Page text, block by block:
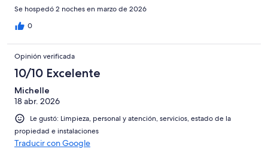
Se hospedó 2 noches en marzo de 2026
0
Opinión verificada
10/10 Excelente
Michelle
18 abr. 2026
Le gustó: Limpieza, personal y atención, servicios, estado de la
propiedad e instalaciones
Traducir con Google